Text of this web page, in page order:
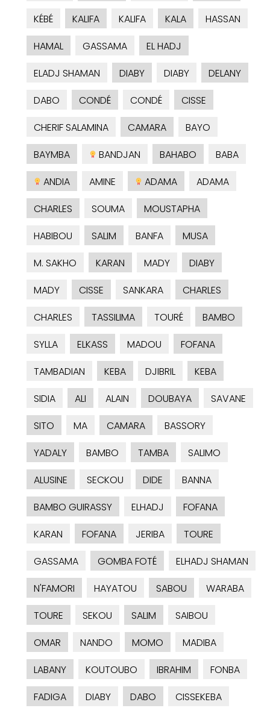
KÉBÉ KALIFA KALIFA KALA
HASSAN
HAMAL
GASSAMA
EL HADJ
ELADJ SHAMAN
DIABY DIABY
DELANY
DABO
CONDÉ CONDÉ
CISSE
CHERIF SALAMINA
CAMARA
BAYO
BAYMBA
BANDJAN BAHABO
BABA
ANDIA
AMINE ADAMA
ADAMA
CHARLES
SOUMA
MOUSTAPHA
HABIBOU
SALIM BANFA
MUSA
M. SAKHO
KARAN MADY
DIABY
MADY
CISSE SANKARA
CHARLES
CHARLES
TASSILIMA TOURÉ
BAMBO
SYLLA
ELKASS MADOU
FOFANA
TAMBADIAN
KEBA DJIBRIL
KEBA
SIDIA
ALI ALAIN DOUBAYA
SAVANE
SITO
MA CAMARA
BASSORY
YADALY
BAMBO TAMBA
SALIMO
ALUSINE
SECKOU DIDE
BANNA
BAMBO GUIRASSY
ELHADJ
FOFANA
KARAN
FOFANA JERIBA
TOURE
GASSAMA
GOMBA FOTÉ
ELHADJ SHAMAN
N'FAMORI
HAYATOU SABOU
WARABA
TOURE
SEKOU SALIM
SAIBOU
OMAR
NANDO MOMO
MADIBA
LABANY
KOUTOUBO IBRAHIM
FONBA
FADIGA
DIABY DABO
CISSEKEBA